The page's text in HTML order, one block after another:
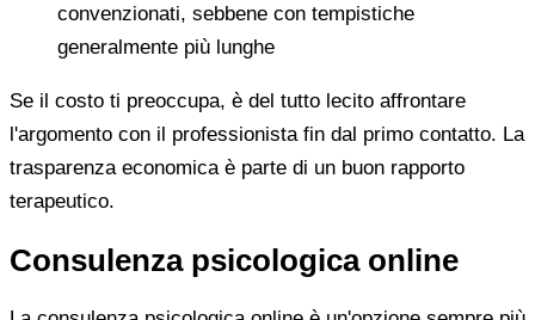
convenzionati, sebbene con tempistiche
generalmente più lunghe
Se il costo ti preoccupa, è del tutto lecito affrontare
l'argomento con il professionista fin dal primo contatto. La
trasparenza economica è parte di un buon rapporto
terapeutico.
Consulenza psicologica online